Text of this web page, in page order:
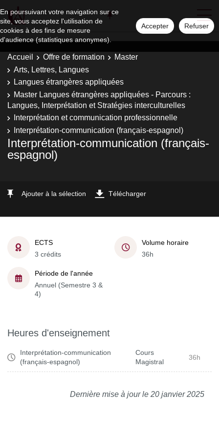
En poursuivant votre navigation sur ce
site, vous acceptez l'utilisation de
cookies à des fins de mesure
d'audience (statistiques anonymes).
Accepter Refuser
Accueil Offre de formation
Master
Arts, Lettres, Langues
Langues étrangères appliquées
Master Langues étrangères appliquées - Parcours :
Langues, Interprétation et Stratégies interculturelles
Interprétation et communication professionnelle
Interprétation-communication (français-espagnol)
Interprétation-communication (français-
espagnol)
Ajouter à la sélection Télécharger
ECTS
3 crédits
Volume horaire
36h
Période de l'année
Annuel (Semestre 3 &
4)
Heures d'enseignement
Interprétation-communication
(français-espagnol)
Cours
Magistral
36h
Dernière mise à jour le 20 janvier 2025